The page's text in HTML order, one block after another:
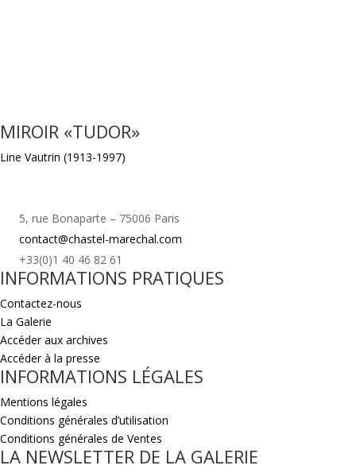
MIROIR «TUDOR»
Line Vautrin (1913-1997)
5, rue Bonaparte – 75006 Paris
contact@chastel-marechal.com
+33(0)1 40 46 82 61
INFORMATIONS PRATIQUES
Contactez-nous
La Galerie
Accéder aux archives
Accéder à la presse
INFORMATIONS LÉGALES
Mentions légales
Conditions générales d’utilisation
Conditions générales de Ventes
LA NEWSLETTER DE LA GALERIE